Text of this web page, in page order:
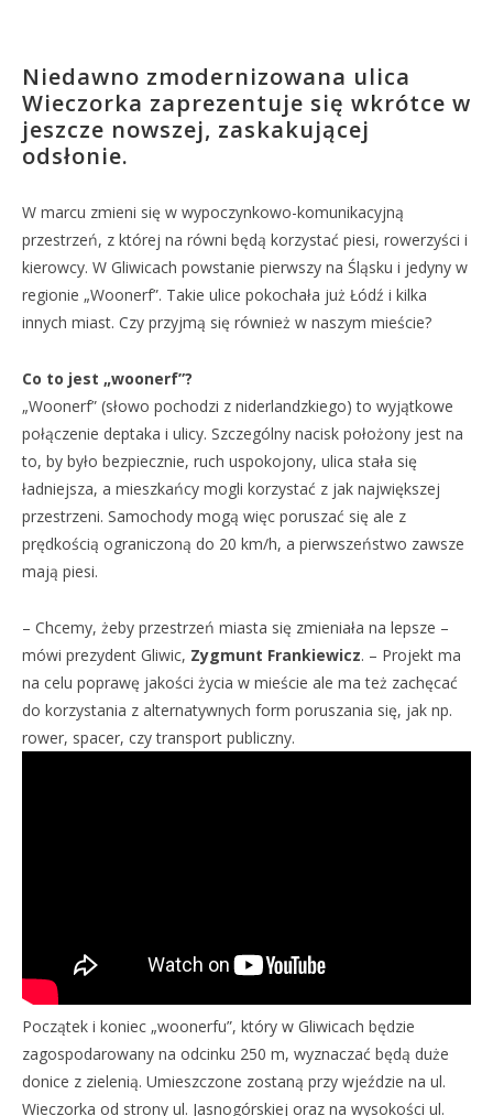
Niedawno zmodernizowana ulica
Wieczorka zaprezentuje się wkrótce w
jeszcze nowszej, zaskakującej
odsłonie.
W marcu zmieni się w wypoczynkowo-komunikacyjną
przestrzeń, z której na równi będą korzystać piesi, rowerzyści i
kierowcy. W Gliwicach powstanie pierwszy na Śląsku i jedyny w
regionie „Woonerf”. Takie ulice pokochała już Łódź i kilka
innych miast. Czy przyjmą się również w naszym mieście?
Co to jest „woonerf”?
„Woonerf” (słowo pochodzi z niderlandzkiego) to wyjątkowe
połączenie deptaka i ulicy. Szczególny nacisk położony jest na
to, by było bezpiecznie, ruch uspokojony, ulica stała się
ładniejsza, a mieszkańcy mogli korzystać z jak największej
przestrzeni. Samochody mogą więc poruszać się ale z
prędkością ograniczoną do 20 km/h, a pierwszeństwo zawsze
mają piesi.
– Chcemy, żeby przestrzeń miasta się zmieniała na lepsze –
mówi prezydent Gliwic, Zygmunt Frankiewicz. – Projekt ma
na celu poprawę jakości życia w mieście ale ma też zachęcać
do korzystania z alternatywnych form poruszania się, jak np.
rower, spacer, czy transport publiczny.
Początek i koniec „woonerfu”, który w Gliwicach będzie
zagospodarowany na odcinku 250 m, wyznaczać będą duże
donice z zielenią. Umieszczone zostaną przy wjeździe na ul.
Wieczorka od strony ul. Jasnogórskiej oraz na wysokości ul.